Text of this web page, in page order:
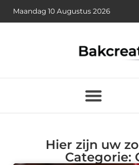
Maandag 10 Augustus 2026
Hier zijn uw
Categorie: